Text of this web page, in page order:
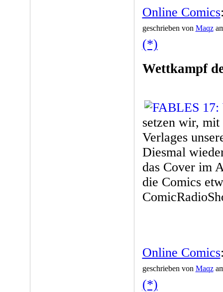
Online Comics
geschrieben von Maqz
(*)
Wettkampf
setzen wir,
Verlages
Diesmal
das Cover im
die Comics
Online Comics
geschrieben von Maqz
(*)